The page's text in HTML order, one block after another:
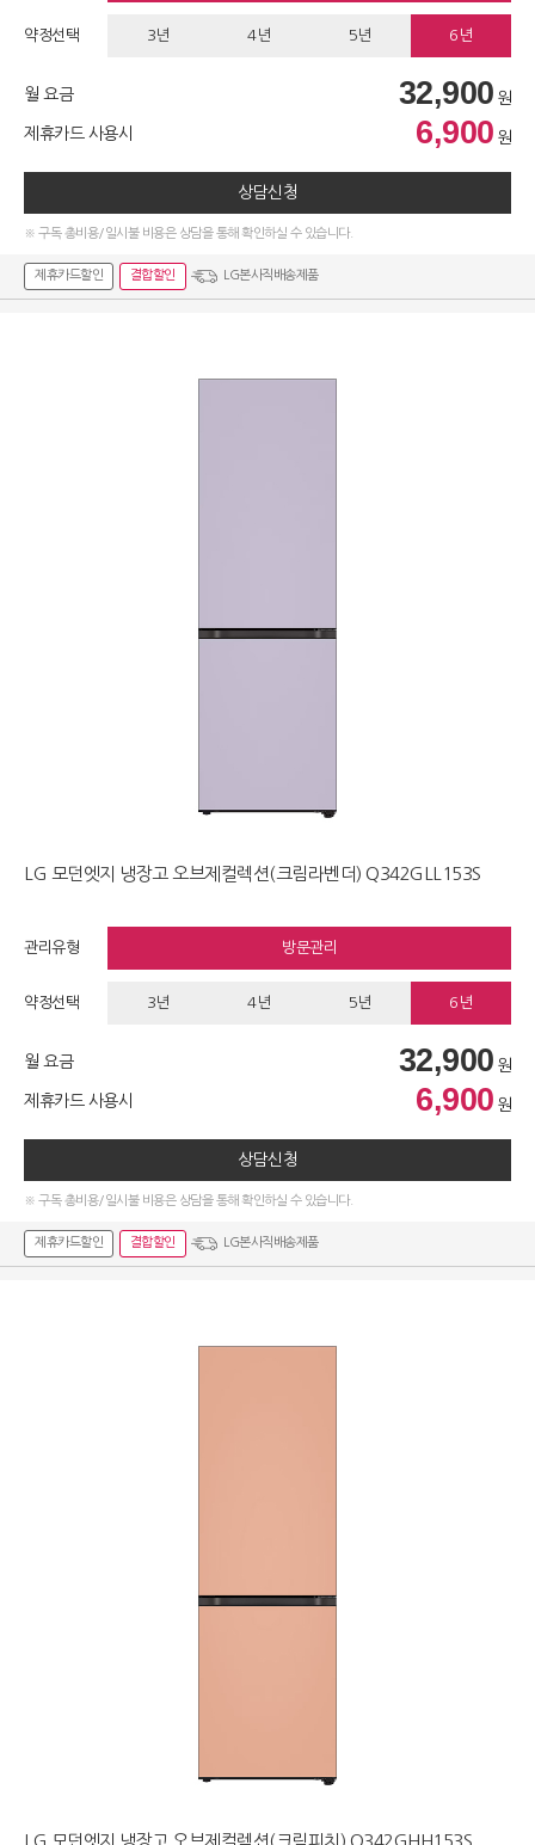
약정선택 3년 4년 5년 6년
월 요금 32,900 원
제휴카드 사용시 6,900 원
상담신청
※ 구독 총비용/일시불 비용은 상담을 통해 확인하실 수 있습니다.
제휴카드할인 결합할인 LG본사직배송제품
LG 모던엣지 냉장고 오브제컬렉션(크림라벤더) Q342GLL153S
관리유형 방문관리
약정선택 3년 4년 5년 6년
월 요금 32,900 원
제휴카드 사용시 6,900 원
상담신청
※ 구독 총비용/일시불 비용은 상담을 통해 확인하실 수 있습니다.
제휴카드할인 결합할인 LG본사직배송제품
LG 모던엣지 냉장고 오브제컬렉션(크림피치) Q342GHH153S